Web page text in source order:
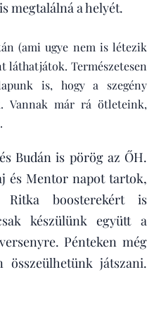
megtalálná a helyét.
(ami ugye nem is létezik
láthatjátok. Természetesen
is, hogy a szegény
Vannak már rá ötleteink,
Budán is pörög az ŐH.
és Mentor napot tartok,
boosterekért is
készülünk együtt a
Pénteken még
összeülhetünk játszani.